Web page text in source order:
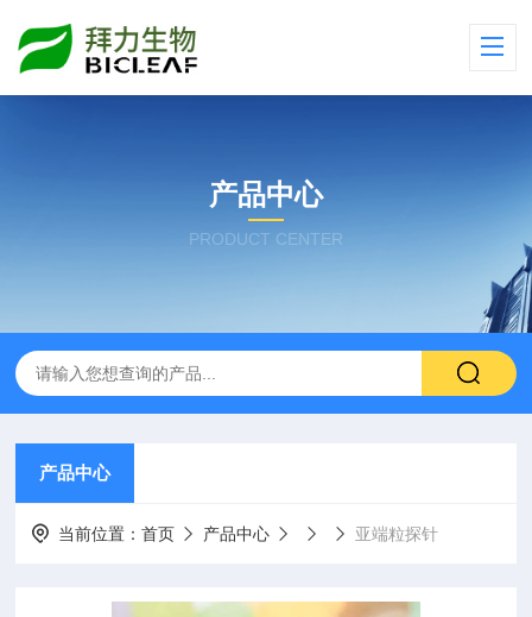
产品中心
PRODUCT CENTER
产品中心
当前位置：首页 产品中心 亚端粒探针